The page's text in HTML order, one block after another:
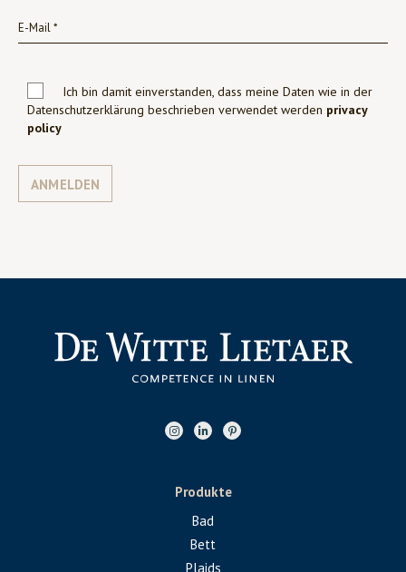
Ich bin damit einverstanden, dass meine Daten wie in der
Datenschutzerklärung beschrieben verwendet werden privacy
policy
ANMELDEN
Produkte
Bad
Bett
Plaids